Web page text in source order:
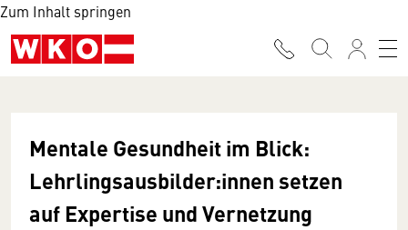
Zum Inhalt springen
Mentale Gesundheit im Blick:
Lehrlingsausbilder:innen setzen
auf Expertise und Vernetzung